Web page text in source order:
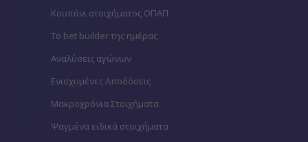
Κουπόνι στοιχήματος ΟΠΑΠ
To bet builder της ημέρας
Αναλύσεις αγώνων
Ενισχυμένες Αποδόσεις
Μακροχρόνια Στοιχήματα
Ψαγμένα ειδικά στοιχήματα